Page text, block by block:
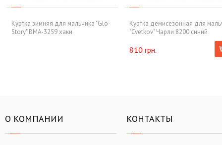
Куртка зимняя для мальчика "Glo-
Story" BMA-3259 хаки
Куртка демисезонная для
"Cvetkov" Чарли 8200 синий
810 грн.
О КОМПАНИИ КОНТАКТЫ